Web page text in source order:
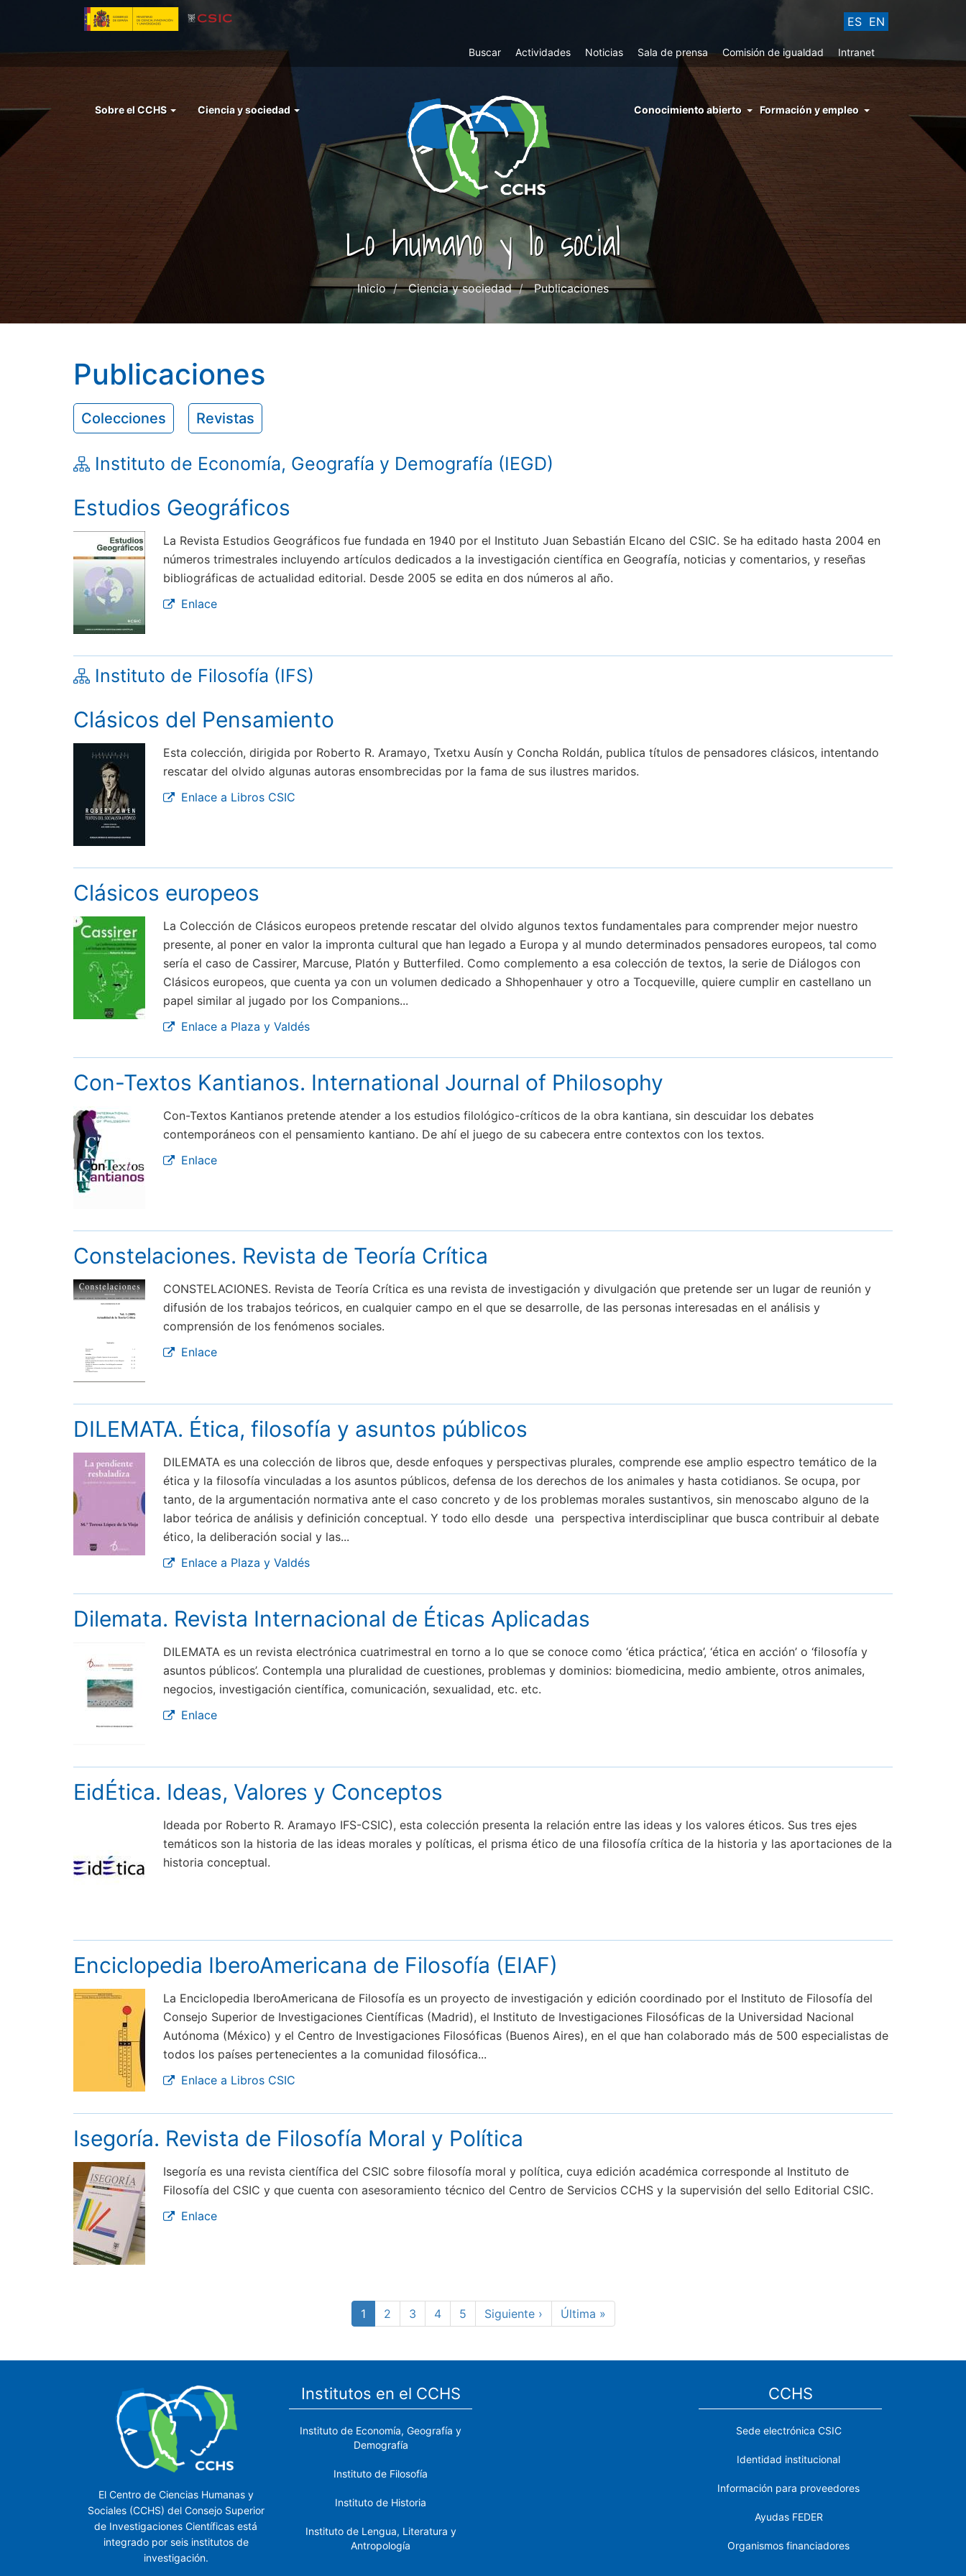
principal
ES EN
Top
Buscar Actividades Noticias Sala de prensa Comisión de igualdad Intranet
Menu
Sobre el CCHS Ciencia y sociedad
menu
conocimiento
abierto
Conocimiento abierto Formación y empleo
Lo humano y lo social
Inicio Ciencia y sociedad Publicaciones
Publicaciones
Colecciones Revistas
Instituto de Economía, Geografía y Demografía (IEGD)
Estudios Geográficos
La Revista Estudios Geográficos fue fundada en 1940 por el Instituto Juan Sebastián Elcano del CSIC. Se ha editado hasta 2004 en
números trimestrales incluyendo artículos dedicados a la investigación científica en Geografía, noticias y comentarios, y reseñas
bibliográficas de actualidad editorial. Desde 2005 se edita en dos números al año.
Enlace
Instituto de Filosofía (IFS)
Clásicos del Pensamiento
Esta colección, dirigida por Roberto R. Aramayo, Txetxu Ausín y Concha Roldán, publica títulos de pensadores clásicos, intentando
rescatar del olvido algunas autoras ensombrecidas por la fama de sus ilustres maridos.
Enlace a Libros CSIC
Clásicos europeos
La Colección de Clásicos europeos pretende rescatar del olvido algunos textos fundamentales para comprender mejor nuestro
presente, al poner en valor la impronta cultural que han legado a Europa y al mundo determinados pensadores europeos, tal como
sería el caso de Cassirer, Marcuse, Platón y Butterfiled. Como complemento a esa colección de textos, la serie de Diálogos con
Clásicos europeos, que cuenta ya con un volumen dedicado a Shhopenhauer y otro a Tocqueville, quiere cumplir en castellano un
papel similar al jugado por los Companions...
Enlace a Plaza y Valdés
Con-Textos Kantianos. International Journal of Philosophy
Con-Textos Kantianos pretende atender a los estudios filológico-críticos de la obra kantiana, sin descuidar los debates
contemporáneos con el pensamiento kantiano. De ahí el juego de su cabecera entre contextos con los textos.
Enlace
Constelaciones. Revista de Teoría Crítica
CONSTELACIONES. Revista de Teoría Crítica es una revista de investigación y divulgación que pretende ser un lugar de reunión y
difusión de los trabajos teóricos, en cualquier campo en el que se desarrolle, de las personas interesadas en el análisis y
comprensión de los fenómenos sociales.
Enlace
DILEMATA. Ética, filosofía y asuntos públicos
DILEMATA es una colección de libros que, desde enfoques y perspectivas plurales, comprende ese amplio espectro temático de la
ética y la filosofía vinculadas a los asuntos públicos, defensa de los derechos de los animales y hasta cotidianos. Se ocupa, por
tanto, de la argumentación normativa ante el caso concreto y de los problemas morales sustantivos, sin menoscabo alguno de la
labor teórica de análisis y definición conceptual. Y todo ello desde una perspectiva interdisciplinar que busca contribuir al debate
ético, la deliberación social y las...
Enlace a Plaza y Valdés
Dilemata. Revista Internacional de Éticas Aplicadas
DILEMATA es un revista electrónica cuatrimestral en torno a lo que se conoce como ‘ética práctica’, ‘ética en acción’ o ‘filosofía y
asuntos públicos’. Contempla una pluralidad de cuestiones, problemas y dominios: biomedicina, medio ambiente, otros animales,
negocios, investigación científica, comunicación, sexualidad, etc. etc.
Enlace
EidÉtica. Ideas, Valores y Conceptos
Ideada por Roberto R. Aramayo IFS-CSIC), esta colección presenta la relación entre las ideas y los valores éticos. Sus tres ejes
temáticos son la historia de las ideas morales y políticas, el prisma ético de una filosofía crítica de la historia y las aportaciones de la
historia conceptual.
Enciclopedia IberoAmericana de Filosofía (EIAF)
La Enciclopedia IberoAmericana de Filosofía es un proyecto de investigación y edición coordinado por el Instituto de Filosofía del
Consejo Superior de Investigaciones Científicas (Madrid), el Instituto de Investigaciones Filosóficas de la Universidad Nacional
Autónoma (México) y el Centro de Investigaciones Filosóficas (Buenos Aires), en el que han colaborado más de 500 especialistas de
todos los países pertenecientes a la comunidad filosófica...
Enlace a Libros CSIC
Isegoría. Revista de Filosofía Moral y Política
Isegoría es una revista científica del CSIC sobre filosofía moral y política, cuya edición académica corresponde al Instituto de
Filosofía del CSIC y que cuenta con asesoramiento técnico del Centro de Servicios CCHS y la supervisión del sello Editorial CSIC.
Enlace
Página
actual
1 Page
2 Page
3 Page
4 Page
5
Siguiente
página
Siguiente ›
Última
página
Última »
El Centro de Ciencias Humanas y
Sociales (CCHS) del Consejo Superior
de Investigaciones Científicas está
integrado por seis institutos de
investigación.
Institutos en el CCHS
Instituto de Economía, Geografía y
Demografía
Instituto de Filosofía
Instituto de Historia
Instituto de Lengua, Literatura y
Antropología
CCHS
Sede electrónica CSIC
Identidad institucional
Información para proveedores
Ayudas FEDER
Organismos financiadores